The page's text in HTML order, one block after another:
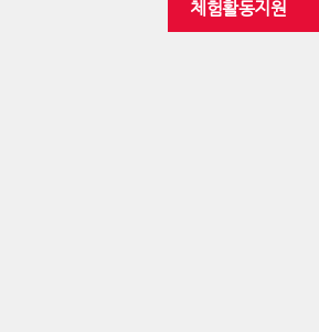
체험활동지원